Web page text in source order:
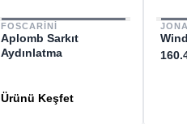
FOSCARINI
Aplomb Sarkıt
Aydınlatma